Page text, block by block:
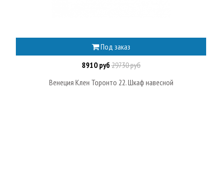
Под заказ
8910 руб29730 руб
Венеция Клен Торонто 22. Шкаф навесной